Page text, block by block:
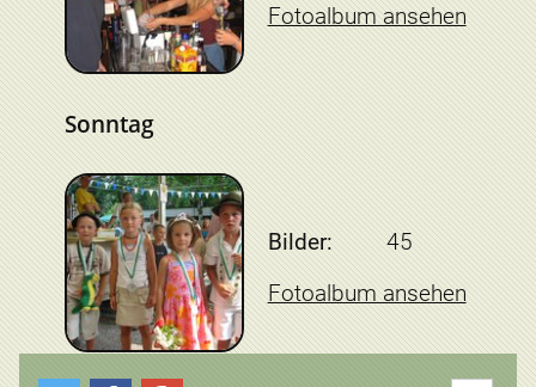
Fotoalbum ansehen
Sonntag
Bilder:
45
Fotoalbum ansehen